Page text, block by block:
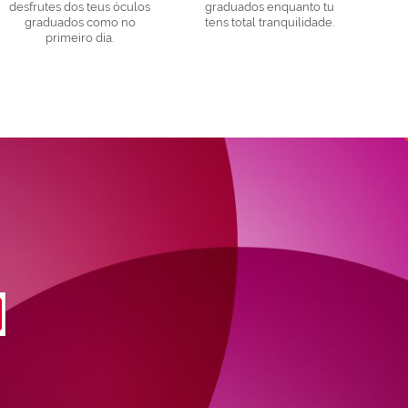
desfrutes dos teus óculos
graduados como no
primeiro dia.
graduados enquanto tu
tens total tranquilidade.